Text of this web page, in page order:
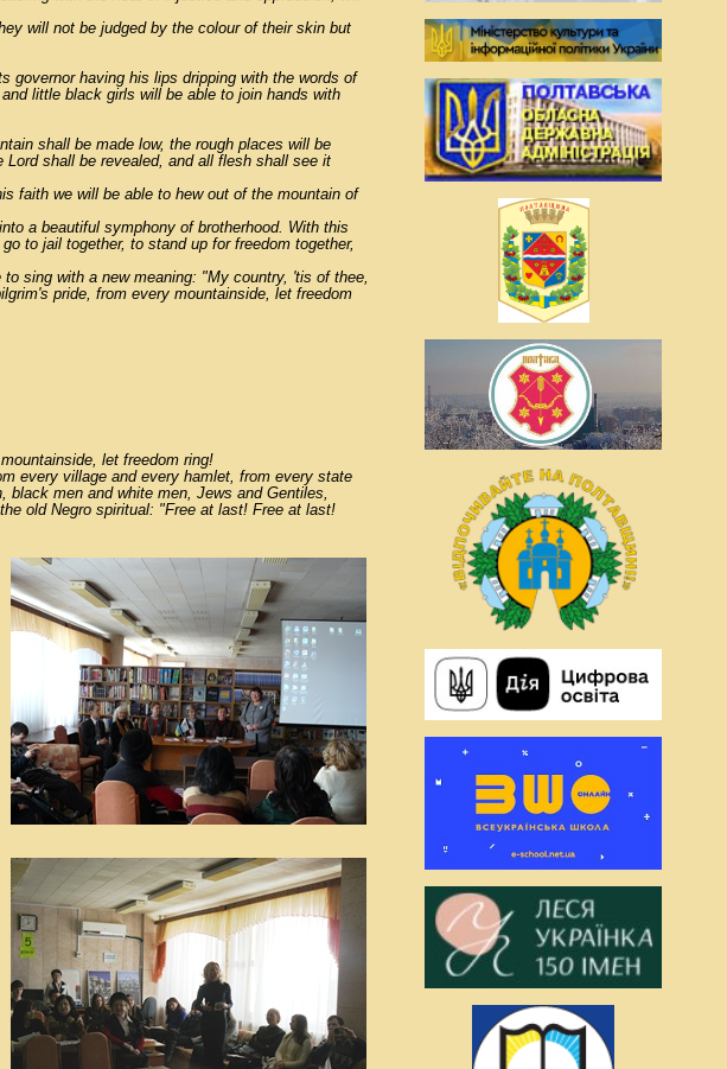
will not be judged by the colour of their skin but
governor having his lips dripping with the words of
little black girls will be able to join hands with
shall be made low, the rough places will be
shall be revealed, and all flesh shall see it
faith we will be able to hew out of the mountain of
a beautiful symphony of brotherhood. With this
to jail together, to stand up for freedom together,
sing with a new meaning: "My country, 'tis of thee,
pride, from every mountainside, let freedom
let freedom ring!
every village and every hamlet, from every state
black men and white men, Jews and Gentiles,
old Negro spiritual: "Free at last! Free at last!